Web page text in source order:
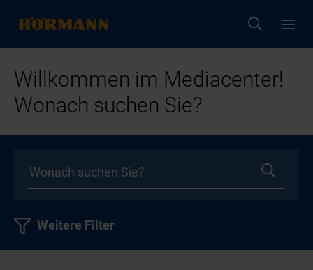
Willkommen im Mediacenter!
Wonach suchen Sie?
Weitere Filter